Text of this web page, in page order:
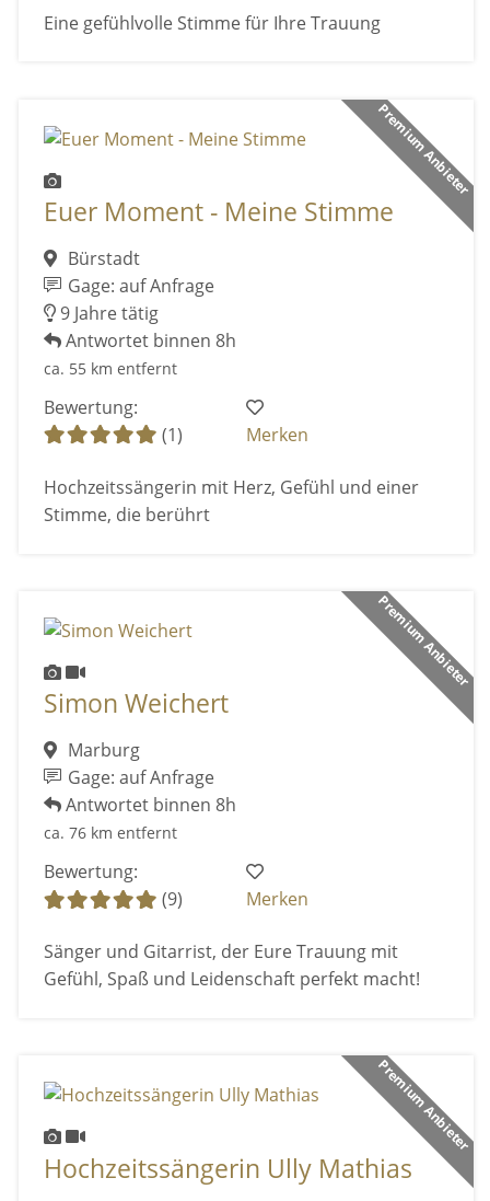
Eine gefühlvolle Stimme für Ihre Trauung
Premium Anbieter
Euer Moment - Meine Stimme
Bürstadt
Gage: auf Anfrage
9 Jahre tätig
Antwortet binnen 8h
ca. 55 km entfernt
Bewertung:
(1)
Merken
Hochzeitssängerin mit Herz, Gefühl und einer
Stimme, die berührt
Premium Anbieter
Simon Weichert
Marburg
Gage: auf Anfrage
Antwortet binnen 8h
ca. 76 km entfernt
Bewertung:
(9)
Merken
Sänger und Gitarrist, der Eure Trauung mit
Gefühl, Spaß und Leidenschaft perfekt macht!
Premium Anbieter
Hochzeitssängerin Ully Mathias